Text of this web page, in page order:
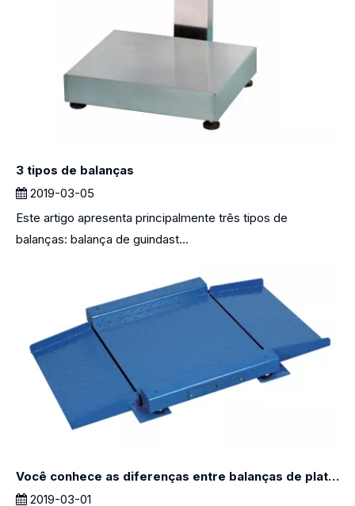
3 tipos de balanças
2019-03-05
Este artigo apresenta principalmente três tipos de
balanças: balança de guindast...
Você conhece as diferenças entre balanças de plataforma e balanças de piso?
2019-03-01